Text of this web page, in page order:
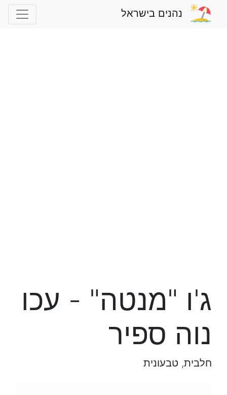
נהנים בישראל
ג'ו "מנטה" - עכו
נוה ספיר
חלבית, טבעונית